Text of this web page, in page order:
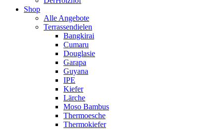
Shop
Alle Angebote
Terrassendielen
Bangkirai
Cumaru
Douglasie
Garapa
Guyana
IPE
Kiefer
Lärche
Moso Bambus
Thermoesche
Thermokiefer